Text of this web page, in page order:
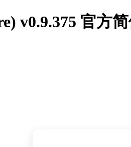
v0.9.375 官方